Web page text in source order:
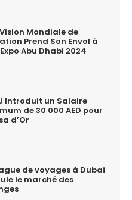
Mondiale de
Prend Son Envol à
Expo Abu Dhabi 2024
Introduit un Salaire
de 30 000 AED pour
d’Or
de voyages à Dubaï
le marché des